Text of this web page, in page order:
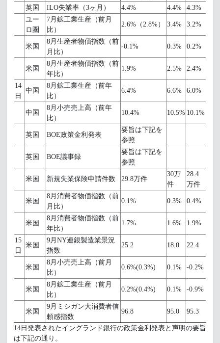
英国
ILO失業率（3ヶ月） 4.4% 4.4%
4.3%
ユー
ロ圏
7月鉱工業生産（前月
比）
2.6%（2.8%） 3.4% 3.2%
米国
8月生産者物価指数（前
月比）
-0.1% 0.3% 0.2%
米国
8月生産者物価指数（前
年比）
1.9% 2.5% 2.4%
14
日
中国
8月鉱工業生産（前年
比）
6.4% 6.6% 6.0%
中国
8月小売売上高（前年
比）
10.4% 10.5% 10.1%
英国 BOE政策金利発表
要旨は下記を
参照
英国 BOE議事録
要旨は下記を
参照
米国 新規失業保険申請件数 29.8万件
30万
件
28.4
万件
米国
8月消費者物価指数（前
月比）
0.1% 0.3% 0.4%
米国
8月消費者物価指数（前
年比）
1.7% 1.6% 1.9%
15
日
米国
9月NY連銀製造業景況
指数
25.2 18.0 22.4
米国
8月小売売上高（前月
比）
0.6%(0.3%) 0.1% -0.2%
米国
8月鉱工業生産（前月
比）
0.2%(0.4%) 0.1% -0.9%
米国
9月ミシガン大消費者信
頼感指数
96.8 95.0 95.3
14日発表されたイングランド銀行の政策金利発表と声明の要旨
は下記の通り。